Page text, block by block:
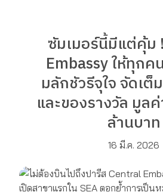
ซัมเมอร์นี้มีแต่คุ้ม
Embassy ให้ทุกค
มลักชัวรีจุใจ จัดเ
และของรางวัล มูล
ล้านบาท
16 มี.ค. 2026